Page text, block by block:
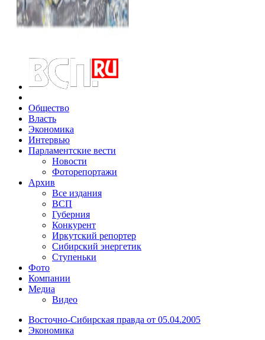
Общество
Власть
Экономика
Интервью
Парламентские вести
Новости
Фоторепортажи
Архив
Все издания
ВСП
Губерния
Конкурент
Иркутский репортер
Сибирский энергетик
Ступеньки
Фото
Компании
Медиа
Видео
Восточно-Сибирская правда от 05.04.2005
Экономика